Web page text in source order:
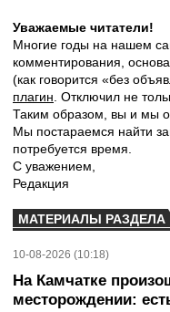
Уважаемые читатели!
Многие годы на нашем
комментирования,
(как говорится «без
плагин . Отключил не
Таким образом, вы и мы
Мы постараемся найти
потребуется время.
С уважением,
Редакция
МАТЕРИАЛЫ РАЗДЕЛА
10-08-2026 (10:18)
На Камчатке
месторождении: